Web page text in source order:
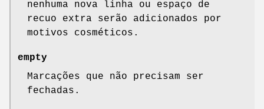
nenhuma nova linha ou espaço de
recuo extra serão adicionados por
motivos cosméticos.
empty
Marcações que não precisam ser
fechadas.